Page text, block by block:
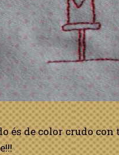
és de color crudo